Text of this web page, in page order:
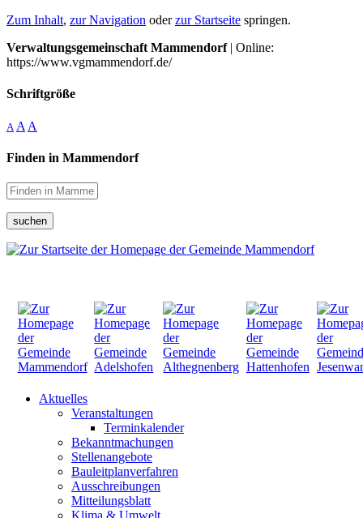
Zum Inhalt, zur Navigation oderzur Startseite springen.
Verwaltungsgemeinschaft Mammendorf| Online:
https://www.vgmammendorf.de/
Schriftgröße
A A A
Finden in Mammendorf
suchen
Aktuelles
Veranstaltungen
Terminkalender
Bekanntmachungen
Stellenangebote
Bauleitplanverfahren
Ausschreibungen
Mitteilungsblatt
Klima & Umwelt